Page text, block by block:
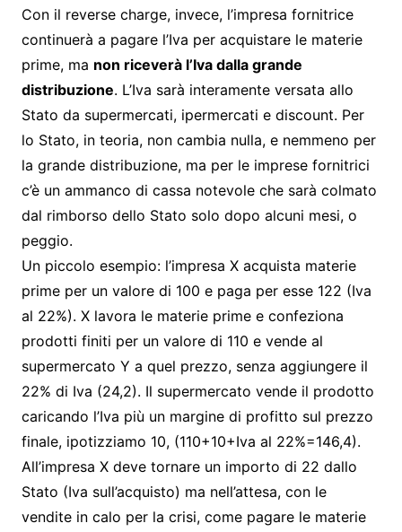
Con il reverse charge, invece, l’impresa fornitrice
continuerà a pagare l’Iva per acquistare le materie
prime, ma non riceverà l’Iva dalla grande
distribuzione. L’Iva sarà interamente versata allo
Stato da supermercati, ipermercati e discount. Per
lo Stato, in teoria, non cambia nulla, e nemmeno per
la grande distribuzione, ma per le imprese fornitrici
c’è un ammanco di cassa notevole che sarà colmato
dal rimborso dello Stato solo dopo alcuni mesi, o
peggio.
Un piccolo esempio: l’impresa X acquista materie
prime per un valore di 100 e paga per esse 122 (Iva
al 22%). X lavora le materie prime e confeziona
prodotti finiti per un valore di 110 e vende al
supermercato Y a quel prezzo, senza aggiungere il
22% di Iva (24,2). Il supermercato vende il prodotto
caricando l’Iva più un margine di profitto sul prezzo
finale, ipotizziamo 10, (110+10+Iva al 22%=146,4).
All’impresa X deve tornare un importo di 22 dallo
Stato (Iva sull’acquisto) ma nell’attesa, con le
vendite in calo per la crisi, come pagare le materie